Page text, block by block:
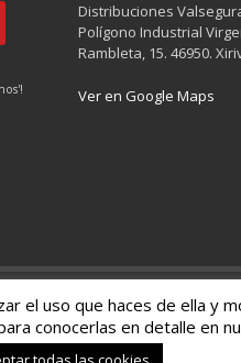
Distribuciones
Polígono Industrial
Rambleta, 15. 46950.
Ver en Google Maps
el uso que haces de ella y
conocerlas en detalle en